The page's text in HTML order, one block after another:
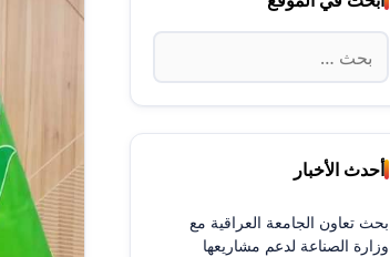
البحث
عن:
أحدث الأخبار
بحث تعاون الجامعة العراقية مع
وزارة الصناعة لدعم مشاريعها